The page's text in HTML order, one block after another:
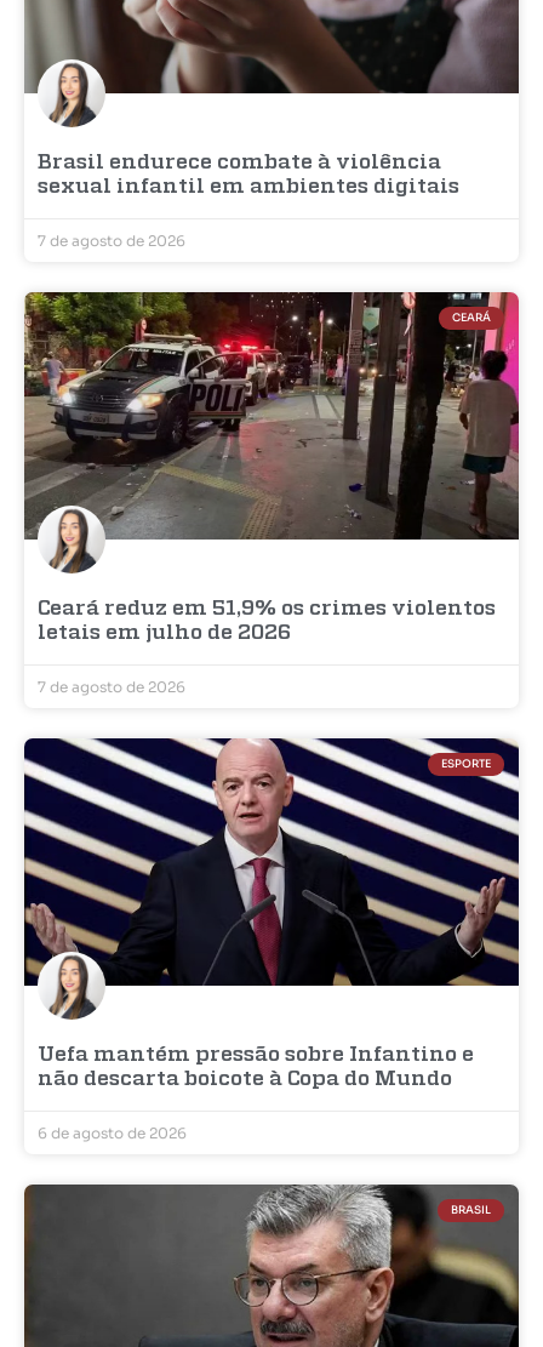
Brasil endurece combate à violência
sexual infantil em ambientes digitais
7 de agosto de 2026
CEARÁ
Ceará reduz em 51,9% os crimes violentos
letais em julho de 2026
7 de agosto de 2026
ESPORTE
Uefa mantém pressão sobre Infantino e
não descarta boicote à Copa do Mundo
6 de agosto de 2026
BRASIL